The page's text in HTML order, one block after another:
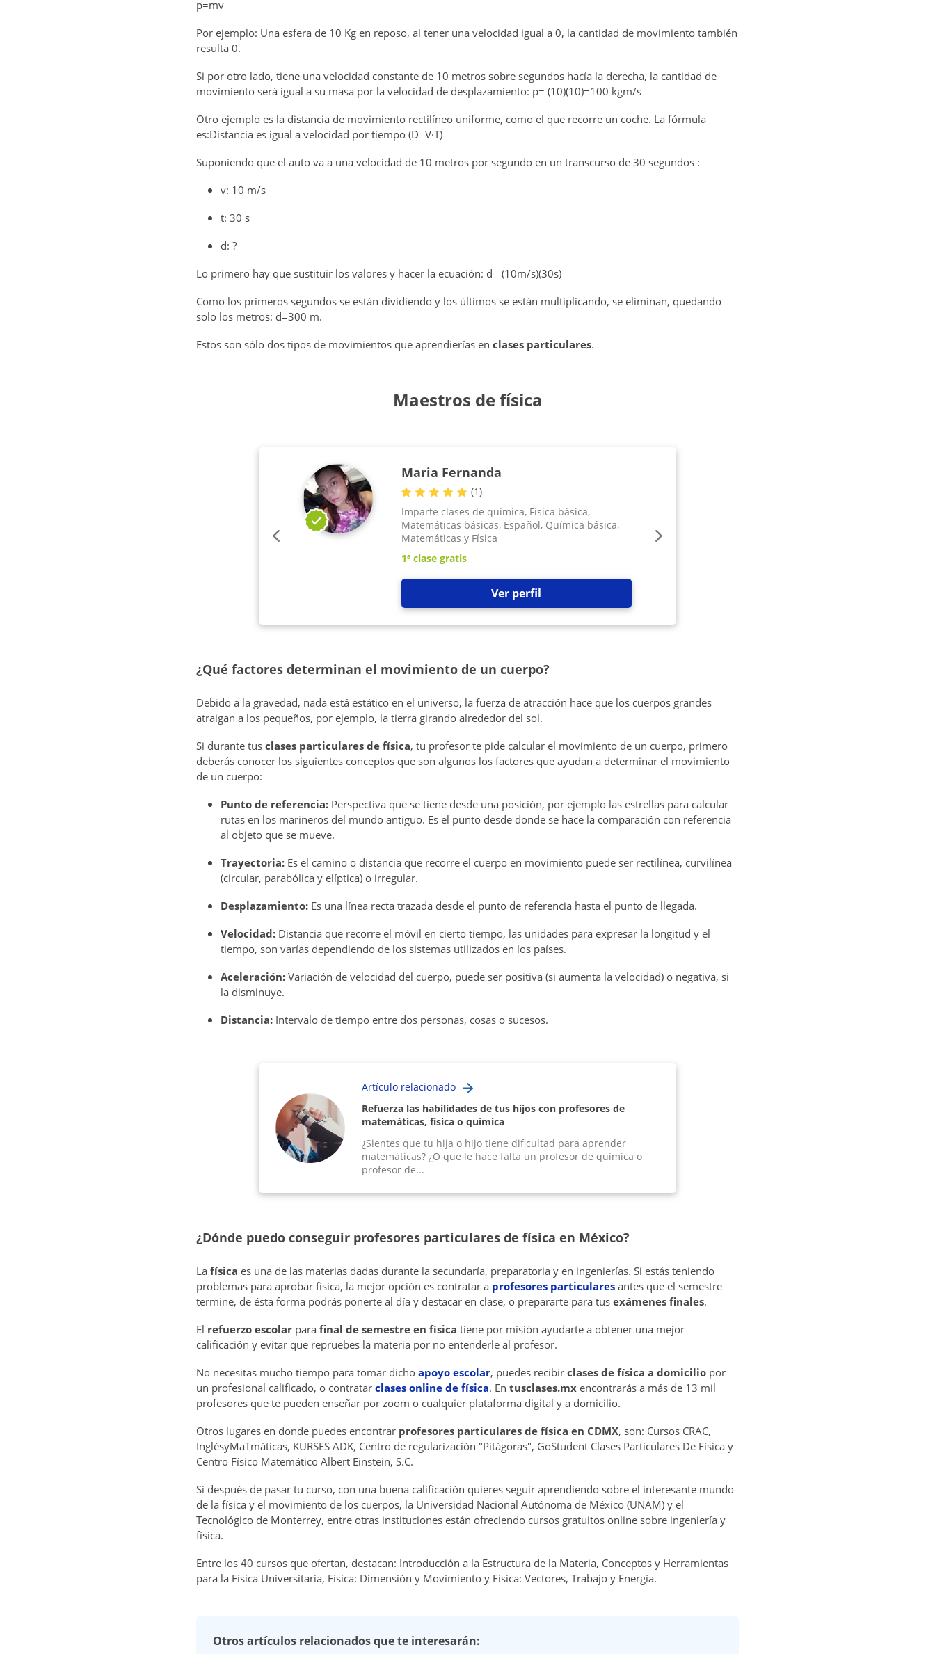
p=mv
Por ejemplo: Una esfera de 10 Kg en reposo, al tener una velocidad igual a 0, la cantidad de movimiento también
resulta 0.
Si por otro lado, tiene una velocidad constante de 10 metros sobre segundos hacía la derecha, la cantidad de
movimiento será igual a su masa por la velocidad de desplazamiento: p= (10)(10)=100 kgm/s
Otro ejemplo es la distancia de movimiento rectilíneo uniforme, como el que recorre un coche. La fórmula
es:Distancia es igual a velocidad por tiempo (D=V·T)
Suponiendo que el auto va a una velocidad de 10 metros por segundo en un transcurso de 30 segundos :
v: 10 m/s
t: 30 s
d: ?
Lo primero hay que sustituir los valores y hacer la ecuación: d= (10m/s)(30s)
Como los primeros segundos se están dividiendo y los últimos se están multiplicando, se eliminan, quedando
solo los metros: d=300 m.
Estos son sólo dos tipos de movimientos que aprendierías en clases particulares.
Maestros de física
Maria Fernanda
(1)
Imparte clases de química, Física básica,
Matemáticas básicas, Español, Química básica,
Matemáticas y Física
1ª clase gratis
Ver perfil
¿Qué factores determinan el movimiento de un cuerpo?
Debido a la gravedad, nada está estático en el universo, la fuerza de atracción hace que los cuerpos grandes
atraigan a los pequeños, por ejemplo, la tierra girando alrededor del sol.
Si durante tus clases particulares de física, tu profesor te pide calcular el movimiento de un cuerpo, primero
deberás conocer los siguientes conceptos que son algunos los factores que ayudan a determinar el movimiento
de un cuerpo:
Punto de referencia: Perspectiva que se tiene desde una posición, por ejemplo las estrellas para calcular
rutas en los marineros del mundo antiguo. Es el punto desde donde se hace la comparación con referencia
al objeto que se mueve.
Trayectoria: Es el camino o distancia que recorre el cuerpo en movimiento puede ser rectilínea, curvilínea
(circular, parabólica y elíptica) o irregular.
Desplazamiento: Es una línea recta trazada desde el punto de referencia hasta el punto de llegada.
Velocidad: Distancia que recorre el móvil en cierto tiempo, las unidades para expresar la longitud y el
tiempo, son varías dependiendo de los sistemas utilizados en los países.
Aceleración: Variación de velocidad del cuerpo, puede ser positiva (si aumenta la velocidad) o negativa, si
la disminuye.
Distancia: Intervalo de tiempo entre dos personas, cosas o sucesos.
Artículo relacionado
Refuerza las habilidades de tus hijos con profesores de
matemáticas, física o química
¿Sientes que tu hija o hijo tiene dificultad para aprender
matemáticas? ¿O que le hace falta un profesor de química o
profesor de...
¿Dónde puedo conseguir profesores particulares de física en México?
La física es una de las materias dadas durante la secundaría, preparatoria y en ingenierías. Si estás teniendo
problemas para aprobar física, la mejor opción es contratar a profesores particulares antes que el semestre
termine, de ésta forma podrás ponerte al día y destacar en clase, o prepararte para tus exámenes finales.
El refuerzo escolar para final de semestre en física tiene por misión ayudarte a obtener una mejor
calificación y evitar que repruebes la materia por no entenderle al profesor.
No necesitas mucho tiempo para tomar dicho apoyo escolar, puedes recibir clases de física a domicilio por
un profesional calificado, o contratar clases online de física. En tusclases.mx encontrarás a más de 13 mil
profesores que te pueden enseñar por zoom o cualquier plataforma digital y a domicilio.
Otros lugares en donde puedes encontrar profesores particulares de física en CDMX, son: Cursos CRAC,
InglésyMaTmáticas, KURSES ADK, Centro de regularización "Pitágoras", GoStudent Clases Particulares De Física y
Centro Físico Matemático Albert Einstein, S.C.
Si después de pasar tu curso, con una buena calificación quieres seguir aprendiendo sobre el interesante mundo
de la física y el movimiento de los cuerpos, la Universidad Nacional Autónoma de México (UNAM) y el
Tecnológico de Monterrey, entre otras instituciones están ofreciendo cursos gratuitos online sobre ingeniería y
física.
Entre los 40 cursos que ofertan, destacan: Introducción a la Estructura de la Materia, Conceptos y Herramientas
para la Física Universitaria, Física: Dimensión y Movimiento y Física: Vectores, Trabajo y Energía.
Otros artículos relacionados que te interesarán: